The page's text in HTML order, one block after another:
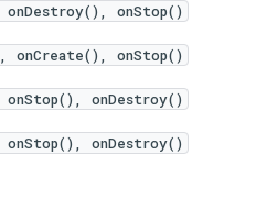
onStop()
onCreate(), onStop()
onDestroy()
onDestroy()